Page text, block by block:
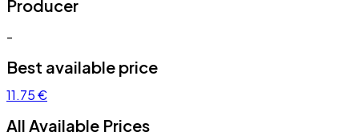
Producer
-
Best available price
11.75 €
All Available Prices